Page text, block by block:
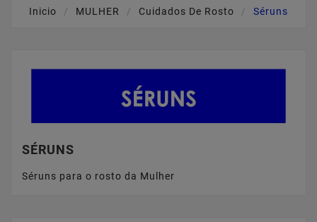
Inicio MULHER Cuidados De Rosto Séruns
SÉRUNS
Séruns para o rosto da Mulher